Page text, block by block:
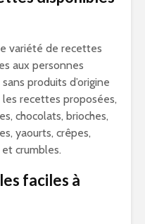
variété de recettes
aux personnes
produits d’origine
recettes proposées,
chocolats, brioches,
yaourts, crêpes,
crumbles.
faciles à